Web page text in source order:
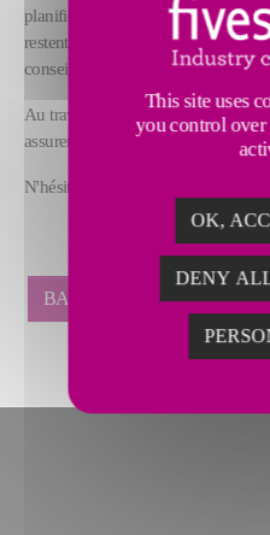
planifiées, audits structurels,
restent disponibles à travers des
conseil, de l'audit à l'assistance au
Au travers de solutions digitales,
assurer la continuité de l'activité.
N'hésitez pas à nous contacter.
BACK
This site uses
you control
OK,
DENY